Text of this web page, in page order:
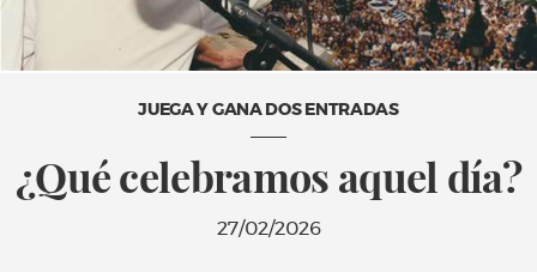
JUEGA Y GANA DOS ENTRADAS
¿Qué celebramos aquel día?
27/02/2026